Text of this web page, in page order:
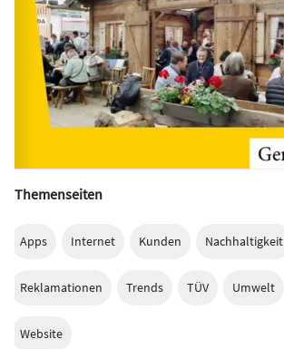
Themenseiten
Apps Internet Kunden Nachhaltigkeit
Reklamationen Trends TÜV Umwelt
Website